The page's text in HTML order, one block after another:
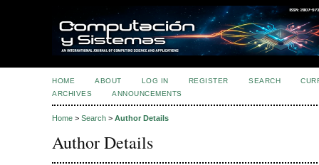
HOME ABOUT LOG IN REGISTER SEARCH
ARCHIVES
ANNOUNCEMENTS
Home > Search > Author Details
Author Details